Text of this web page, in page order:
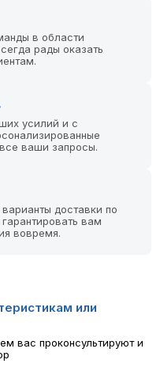
в области
рады оказать
усилий и с
ваши запросы.
доставки по
вам
вовремя.
или
вас проконсультируют и